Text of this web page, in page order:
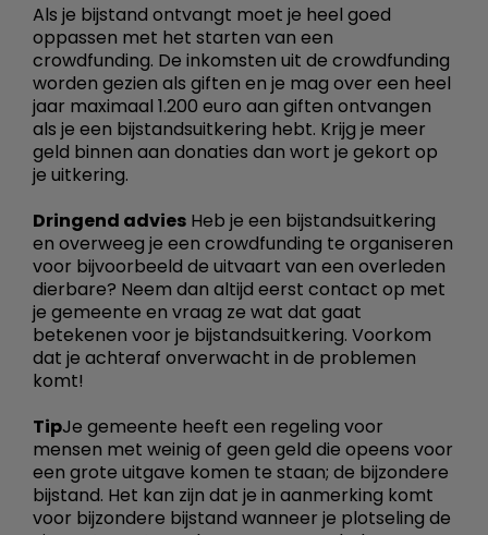
Als je bijstand ontvangt moet je heel goed
oppassen met het starten van een
crowdfunding. De inkomsten uit de crowdfunding
worden gezien als giften en je mag over een heel
jaar maximaal 1.200 euro aan giften ontvangen
als je een bijstandsuitkering hebt. Krijg je meer
geld binnen aan donaties dan wort je gekort op
je uitkering.
Dringend advies Heb je een bijstandsuitkering
en overweeg je een crowdfunding te organiseren
voor bijvoorbeeld de uitvaart van een overleden
dierbare? Neem dan altijd eerst contact op met
je gemeente en vraag ze wat dat gaat
betekenen voor je bijstandsuitkering. Voorkom
dat je achteraf onverwacht in de problemen
komt!
TipJe gemeente heeft een regeling voor
mensen met weinig of geen geld die opeens voor
een grote uitgave komen te staan; de bijzondere
bijstand. Het kan zijn dat je in aanmerking komt
voor bijzondere bijstand wanneer je plotseling de